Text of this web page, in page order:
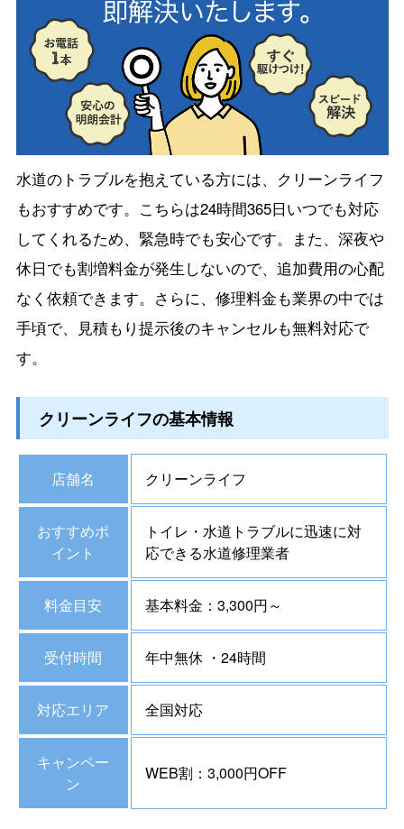
水道のトラブルを抱えている方には、クリーンライフ
もおすすめです。こちらは24時間365日いつでも対応
してくれるため、緊急時でも安心です。また、深夜や
休日でも割増料金が発生しないので、追加費用の心配
なく依頼できます。さらに、修理料金も業界の中では
手頃で、見積もり提示後のキャンセルも無料対応で
す。
クリーンライフの基本情報
店舗名 クリーンライフ
おすすめポ
イント
トイレ・水道トラブルに迅速に対
応できる水道修理業者
料金目安 基本料金：3,300円～
受付時間 年中無休 ・24時間
対応エリア 全国対応
キャンペー
ン
WEB割：3,000円OFF